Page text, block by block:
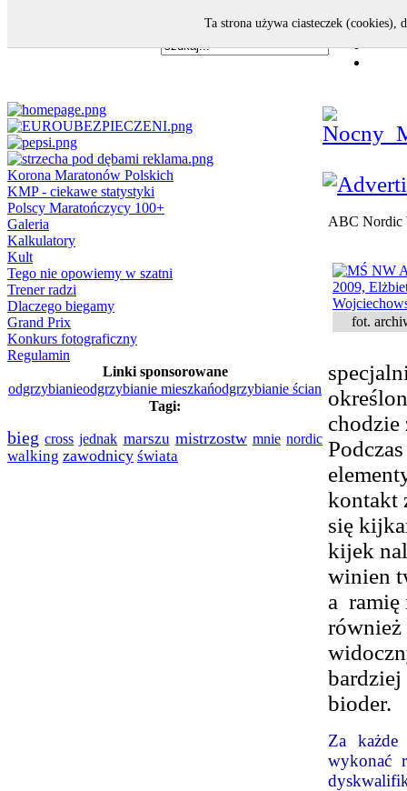
Korona Maratonów Polskich
KMP - ciekawe statystyki
Polscy Maratończycy 100+
Galeria
Kalkulatory
Kult
Tego nie opowiemy w szatni
Trener radzi
Dlaczego biegamy
Grand Prix
Konkurs fotograficzny
Regulamin
Linki sponsorowane
odgrzybianieodgrzybianie mieszkańodgrzybianie ścian
Tagi:
bieg cross jednak marszu mistrzostw mnie nordic
walking zawodnicy świata
ABC Nordic
fot.
chodzie
kontakt
się
kijek
winien
a ramię
również
bioder.
Za każde
wykonać
Ta strona używa ciasteczek (cookies),